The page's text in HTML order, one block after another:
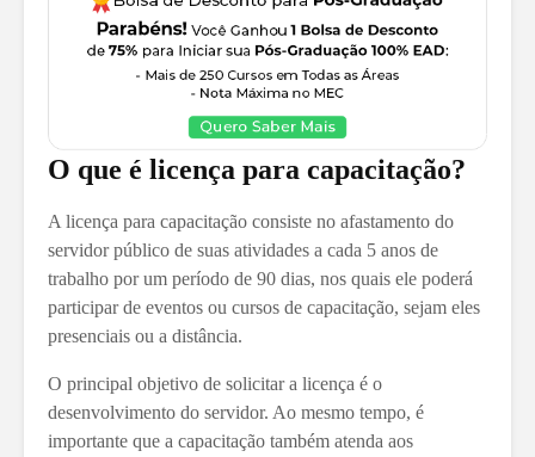
O que é licença para capacitação?
A licença para capacitação consiste no afastamento do
servidor público de suas atividades a cada 5 anos de
trabalho por um período de 90 dias, nos quais ele poderá
participar de eventos ou cursos de capacitação, sejam eles
presenciais ou a distância.
O principal objetivo de solicitar a licença é o
desenvolvimento do servidor. Ao mesmo tempo, é
importante que a capacitação também atenda aos